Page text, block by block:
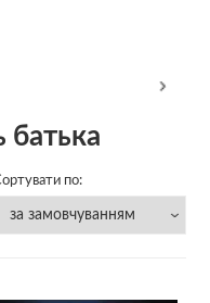
батька
по: